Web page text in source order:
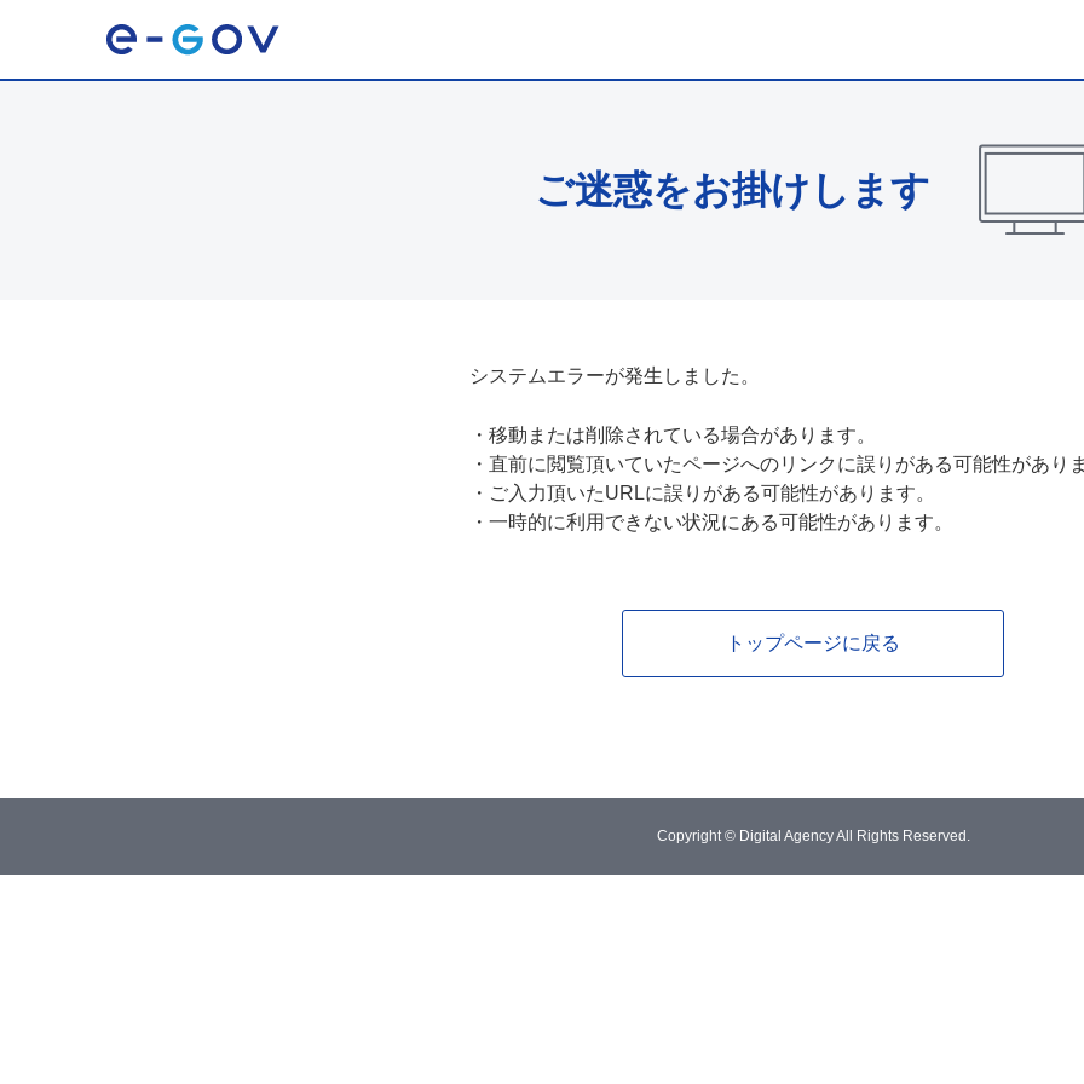
ご迷惑をお掛けします
システムエラーが発生しました。
・ 移動または削除されている場合があります。
・ 直前に閲覧頂いていたページへのリンクに誤りがある可能性があり
・ ご入力頂いたURLに誤りがある可能性があります。
・ 一時的に利用できない状況にある可能性があります。
トップページに戻る
Copyright © Digital Agency All Rights Reserved.